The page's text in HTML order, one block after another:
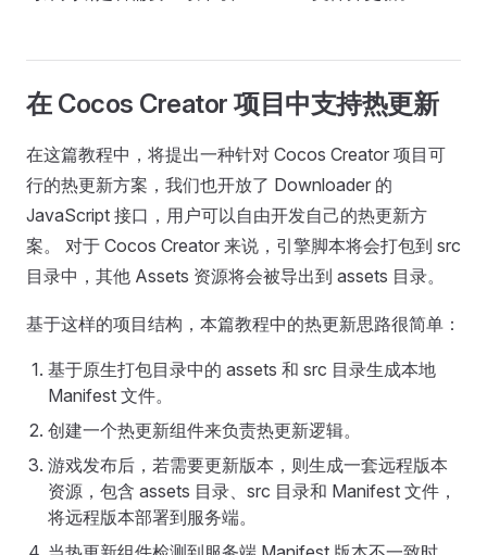
在 Cocos Creator 项目中支持热更新
在这篇教程中，将提出一种针对 Cocos Creator 项目可
行的热更新方案，我们也开放了 Downloader 的
JavaScript 接口，用户可以自由开发自己的热更新方
案。 对于 Cocos Creator 来说，引擎脚本将会打包到 src
目录中，其他 Assets 资源将会被导出到 assets 目录。
基于这样的项目结构，本篇教程中的热更新思路很简单：
基于原生打包目录中的 assets 和 src 目录生成本地
Manifest 文件。
创建一个热更新组件来负责热更新逻辑。
游戏发布后，若需要更新版本，则生成一套远程版本
资源，包含 assets 目录、src 目录和 Manifest 文件，
将远程版本部署到服务端。